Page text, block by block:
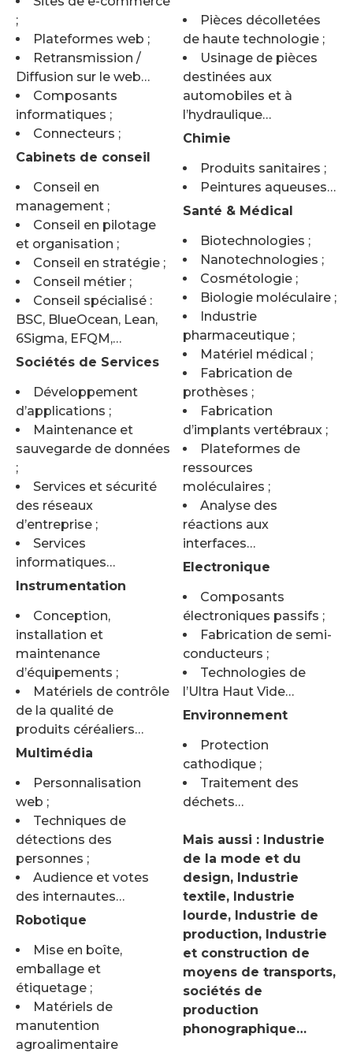
;
Plateformes web ;
Retransmission /
Diffusion sur le web…
Composants
informatiques ;
Connecteurs ;
Cabinets de conseil
Conseil en
management ;
Conseil en pilotage
et organisation ;
Conseil en stratégie ;
Conseil métier ;
Conseil spécialisé :
BSC, BlueOcean, Lean,
6Sigma, EFQM,…
Sociétés de Services
Développement
d’applications ;
Maintenance et
sauvegarde de données
;
Services et sécurité
des réseaux
d’entreprise ;
Services
informatiques…
Instrumentation
Conception,
installation et
maintenance
d’équipements ;
Matériels de contrôle
de la qualité de
produits céréaliers…
Multimédia
Personnalisation
web ;
Techniques de
détections des
personnes ;
Audience et votes
des internautes…
Robotique
Mise en boîte,
emballage et
étiquetage ;
Matériels de
manutention
agroalimentaire
Pièces décolletées
de haute technologie ;
Usinage de pièces
destinées aux
automobiles et à
l’hydraulique…
Chimie
Produits sanitaires ;
Peintures aqueuses…
Santé & Médical
Biotechnologies ;
Nanotechnologies ;
Cosmétologie ;
Biologie moléculaire ;
Industrie
pharmaceutique ;
Matériel médical ;
Fabrication de
prothèses ;
Fabrication
d’implants vertébraux ;
Plateformes de
ressources
moléculaires ;
Analyse des
réactions aux
interfaces…
Electronique
Composants
électroniques passifs ;
Fabrication de semi-
conducteurs ;
Technologies de
l’Ultra Haut Vide…
Environnement
Protection
cathodique ;
Traitement des
déchets…
Mais aussi : Industrie
de la mode et du
design, Industrie
textile, Industrie
lourde, Industrie de
production, Industrie
et construction de
moyens de transports,
sociétés de
production
phonographique…